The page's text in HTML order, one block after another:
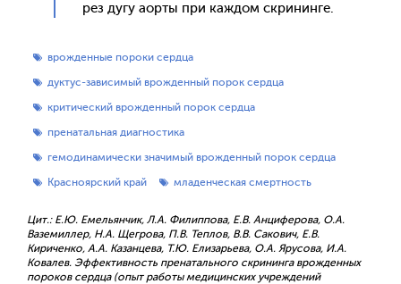
рез ду­гу а­ор­ты при каж­дом скри­нин­ге.
врожденные пороки сердца
дуктус-зависимый врожденный порок сердца
критический врожденный порок сердца
пренатальная диагностика
гемодинамически значимый врожденный порок сердца
Красноярский край
младенческая смертность
Цит.: Е.Ю. Емельянчик, Л.А. Филиппова, Е.В. Анциферова, О.А.
Ваземиллер, Н.А. Щегрова, П.В. Теплов, В.В. Сакович, Е.В.
Кириченко, А.А. Казанцева, Т.Ю. Елизарьева, О.А. Ярусова, И.А.
Ковалев. Эффективность пренатального скрининга врожденных
пороков сердца (опыт работы медицинских учреждений